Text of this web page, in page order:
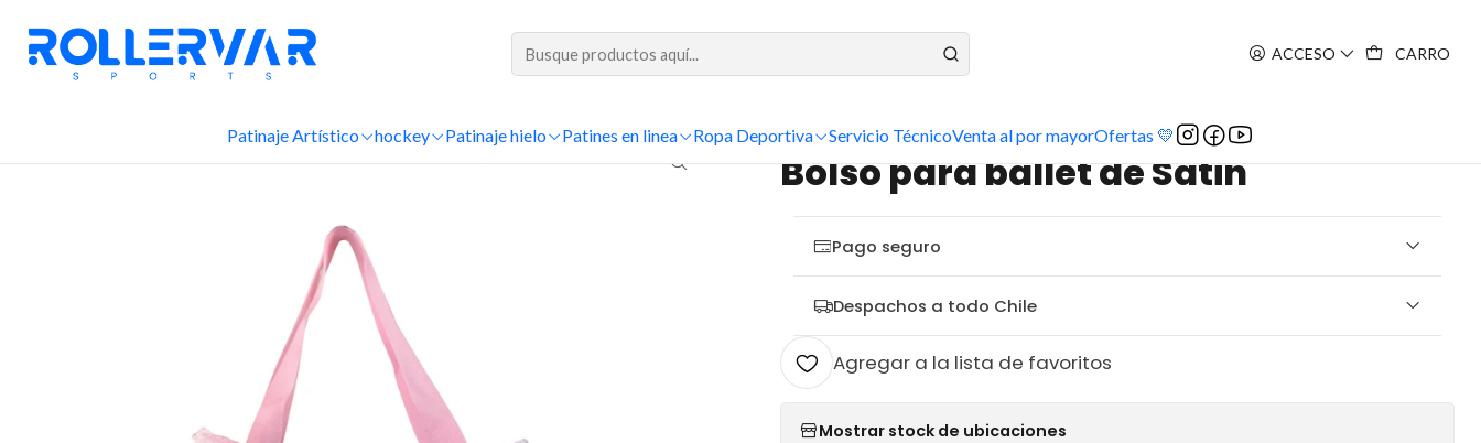
ACCESO CARRO
Patinaje Artístico hockey Patinaje hielo Patines en linea Ropa Deportiva Servicio TécnicoVenta al por mayorOfertas 💛
Inicio Bolso para ballet de Satin
|
Bolso para ballet de Satin
Pago seguro
Despachos a todo Chile
Agregar a la lista de favoritos
Mostrar stock de ubicaciones